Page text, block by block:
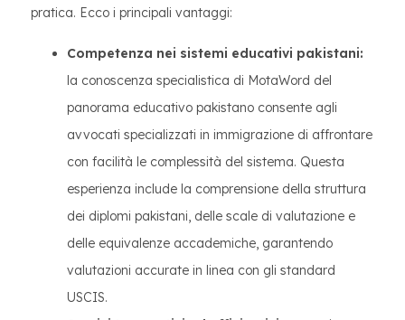
pratica. Ecco i principali vantaggi:
Competenza nei sistemi educativi pakistani:
la conoscenza specialistica di MotaWord del
panorama educativo pakistano consente agli
avvocati specializzati in immigrazione di affrontare
con facilità le complessità del sistema. Questa
esperienza include la comprensione della struttura
dei diplomi pakistani, delle scale di valutazione e
delle equivalenze accademiche, garantendo
valutazioni accurate in linea con gli standard
USCIS.